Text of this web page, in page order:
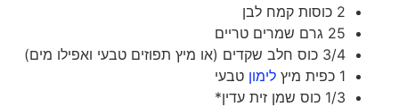
2 כוסות קמח לבן
25 גרם שמרים טריים
3/4 כוס חלב שקדים (או מיץ תפוזים טבעי ואפילו מים)
1 כפית מיץ
לימוןטבעי
1/3 כוס שמן זית עדין*